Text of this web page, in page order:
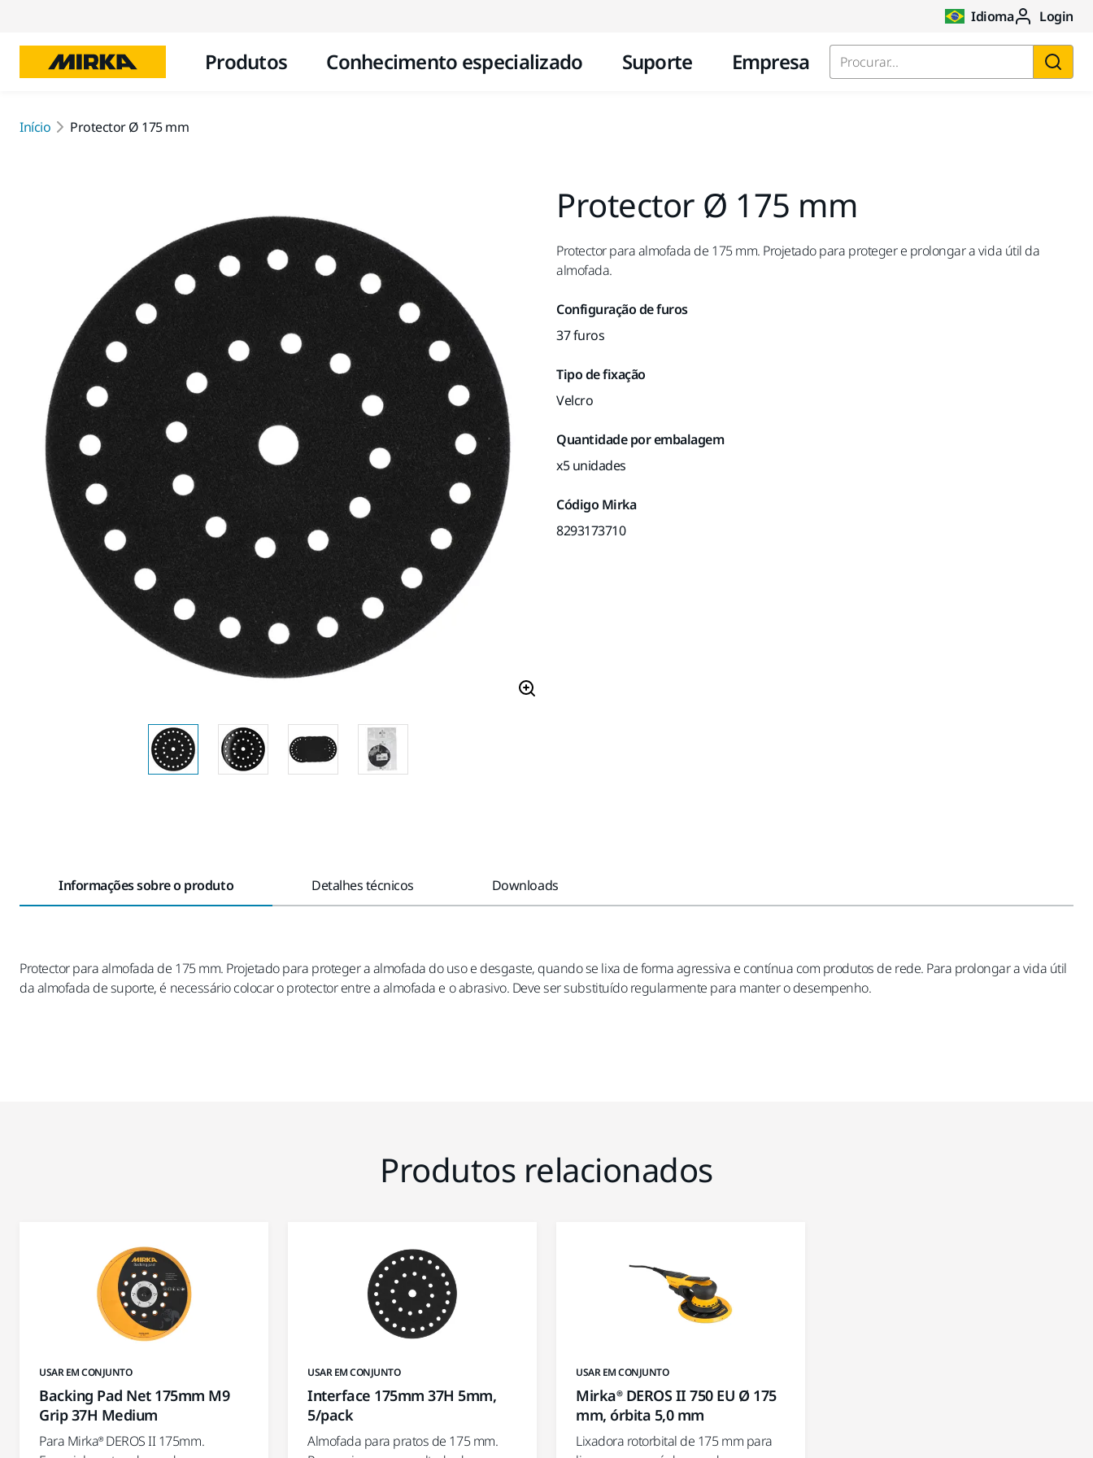
Idioma Login
Produtos Conhecimento especializado Suporte Empresa Procurar...
Início Protector Ø 175 mm
Protector Ø 175 mm
Protector para almofada de 175 mm. Projetado para proteger e prolongar a vida útil da
almofada.
Configuração de furos
37 furos
Tipo de fixação
Velcro
Quantidade por embalagem
x5 unidades
Código Mirka
8293173710
Informações sobre o produto Detalhes técnicos Downloads
Protector para almofada de 175 mm. Projetado para proteger a almofada do uso e desgaste, quando se lixa de forma agressiva e contínua com produtos de rede. Para prolongar a vida útil
da almofada de suporte, é necessário colocar o protector entre a almofada e o abrasivo. Deve ser substituído regularmente para manter o desempenho.
Produtos relacionados
USAR EM CONJUNTO
Backing Pad Net 175mm M9
Grip 37H Medium
Para Mirka® DEROS II 175mm.
USAR EM CONJUNTO
Interface 175mm 37H 5mm,
5/pack
Almofada para pratos de 175 mm.
USAR EM CONJUNTO
Mirka® DEROS II 750 EU Ø 175
mm, órbita 5,0 mm
Lixadora rotorbital de 175 mm para